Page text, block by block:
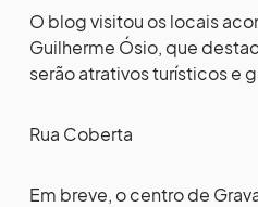
O blog visitou os locais
Guilherme Ósio, que
serão atrativos turísticos e
Rua Coberta
Em breve, o centro de